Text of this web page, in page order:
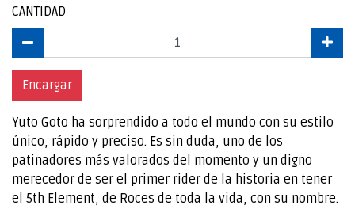
CANTIDAD
Encargar
Yuto Goto ha sorprendido a todo el mundo con su estilo
único, rápido y preciso. Es sin duda, uno de los
patinadores más valorados del momento y un digno
merecedor de ser el primer rider de la historia en tener
el 5th Element, de Roces de toda la vida, con su nombre.